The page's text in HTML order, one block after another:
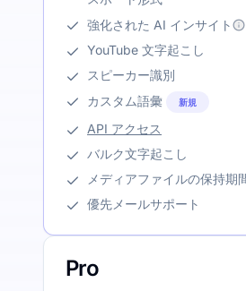
強化された AI インサイト
YouTube 文字起こし
スピーカー識別
カスタム語彙
新規
API アクセス
バルク文字起こし
メディアファイルの保持期
優先メールサポート
Pro